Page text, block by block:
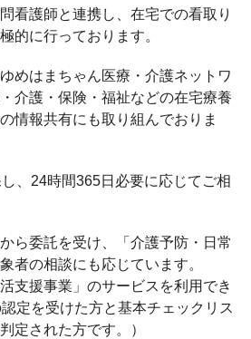
看護師と連携し、在宅での看取り
的に行っております。
めはまちゃん医療・介護ネットワ
介護・保険・福祉などの在宅療養
情報共有にも取り組んでおりま
、24時間365日必要に応じてご相
ら委託を受け、「介護予防・日常
者の相談にも応じています。
支援事業」のサービスを利用でき
定を受けた方と基本チェックリス
定された方です。）